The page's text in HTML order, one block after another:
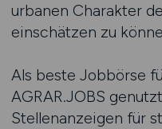
urbanen Charakter
einschätzen zu
Als beste Jobbörse
AGRAR.JOBS
Stellenanzeigen für